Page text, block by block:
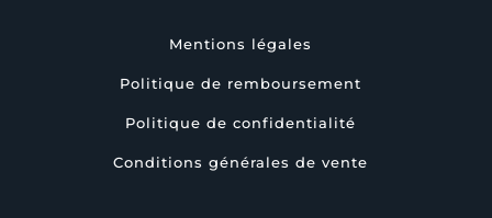
Mentions légales
Politique de remboursement
Politique de confidentialité
Conditions générales de vente